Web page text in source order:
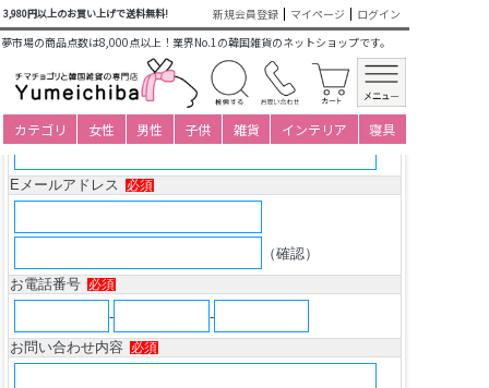
3,980円以上のお買い上げで送料無料! 新規会員登録 マイページ
ログイン
夢市場の商品点数は8,000点以上！業界No.1の韓国雑貨のネットショップです。
カテゴリ 女性 男性 子供 雑貨 インテリア 寝具
商品についてのお問い合わせ
韓服・チョゴリヘアー飾
り銀製ピニョNo04はな
びらかんざしピニョ
氏名 必須
Eメールアドレス 必須
（確認）
お電話番号
必須
-
-
お問い合わせ内容
必須